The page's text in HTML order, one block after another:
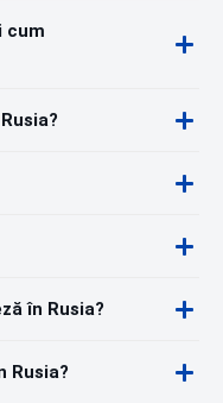
cum
în Rusia?
Rusia?